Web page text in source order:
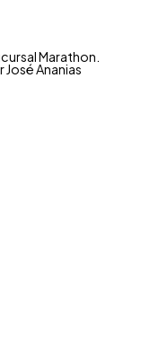
Marathon.
Ananias